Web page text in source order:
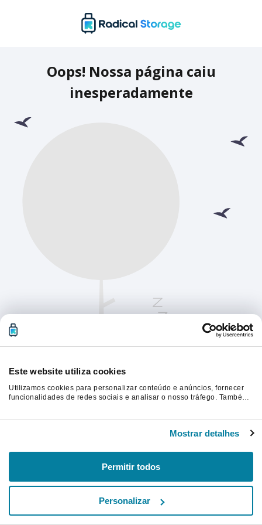
Este website utiliza cookies
Utilizamos cookies para personalizar conteúdo e anúncios, fornecer
funcionalidades de redes sociais e analisar o nosso tráfego. Também
recolhidas por estes a partir da sua utilização dos respetivos serviços.
Mostrar detalhes
Permitir todos
Personalizar
Oops! Nossa página caiu
inesperadamente
Atualize a página para continuar.
Atualizar